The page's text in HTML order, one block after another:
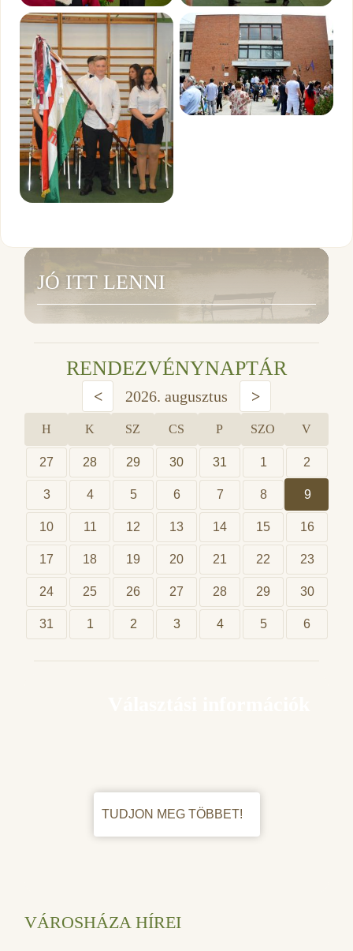
JÓ ITT LENNI
RENDEZVÉNYNAPTÁR
< 2026. augusztus >
H K SZ CS P SZO V
27 28 29 30 31 1 2
3 4 5 6 7 8 9
10 11 12 13 14 15 16
17 18 19 20 21 22 23
24 25 26 27 28 29 30
31 1 2 3 4 5 6
TUDJON MEG TÖBBET!
VÁROSHÁZA HÍREI